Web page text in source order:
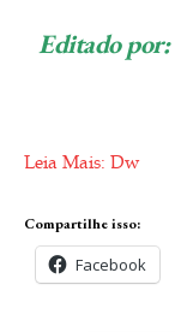
Editado por:
Leia Mais: Dw
Compartilhe isso:
Facebook